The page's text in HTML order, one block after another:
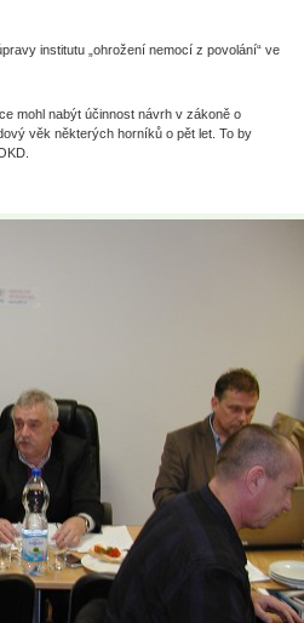
institutu „ohrožení nemocí z povolání“ ve
mohl nabýt účinnost návrh v zákoně o
věk některých horníků o pět let. To by
Uhlí US index